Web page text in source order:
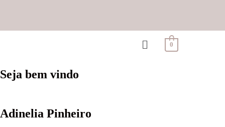
0
Seja bem vindo
Adinelia Pinheiro